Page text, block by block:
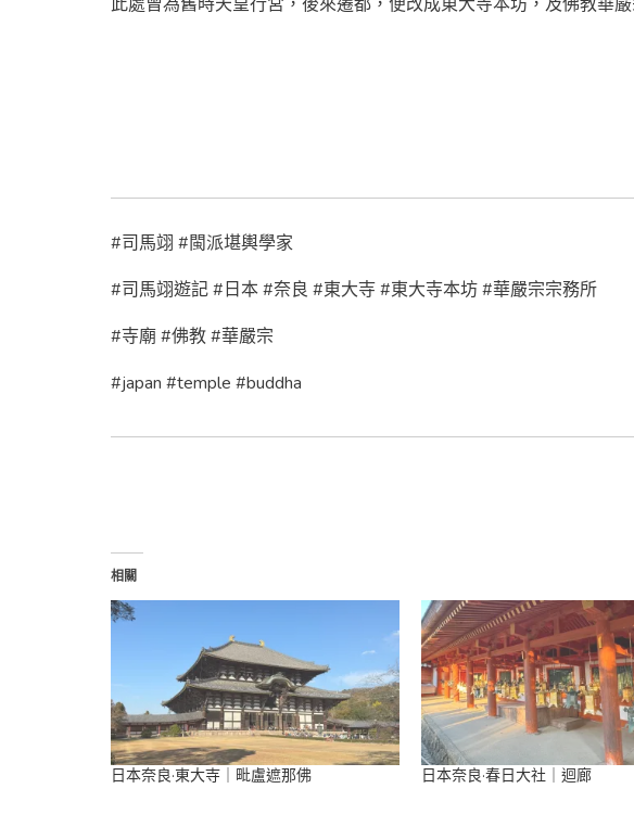
#司馬翊 #閩派堪輿學家
#司馬翊遊記 #日本 #奈良 #東大寺 #東大寺本坊 #華嚴宗宗務所
#寺廟 #佛教 #華嚴宗
#japan #temple #buddha
相關
日本奈良·東大寺｜毗盧遮那佛 日本奈良·春日大社｜迴廊